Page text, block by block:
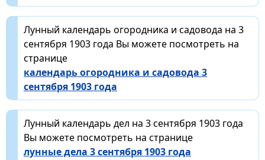
Лунный календарь огородника и садовода на 3
сентября 1903 года Вы можете посмотреть на
странице
календарь огородника и садовода 3
сентября 1903 года
Лунный календарь дел на 3 сентября 1903 года
Вы можете посмотреть на странице
лунные дела 3 сентября 1903 года